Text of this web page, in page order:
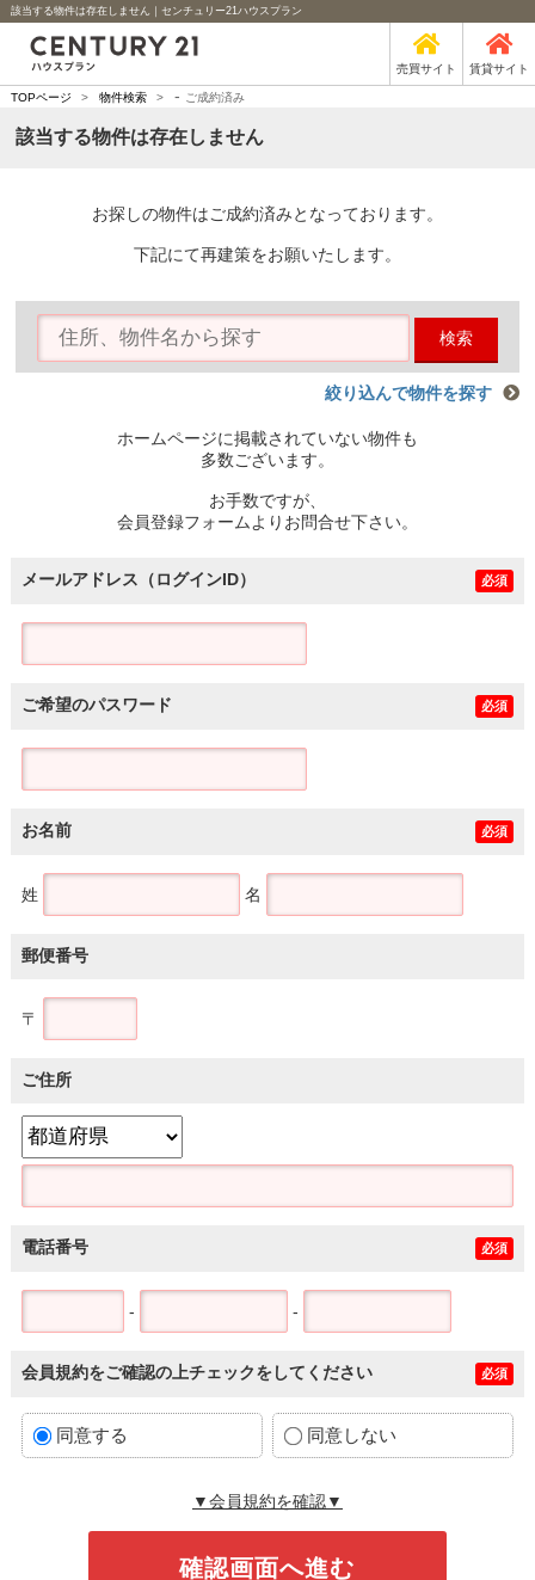
該当する物件は存在しません｜センチュリー21ハウスプラン
売買サイト 賃貸サイト
TOPページ > 物件検索 > - ご成約済み
該当する物件は存在しません
お探しの物件はご成約済みとなっております。
下記にて再建策をお願いたします。
検索
絞り込んで物件を探す
ホームページに掲載されていない物件も
多数ございます。
お手数ですが、
会員登録フォームよりお問合せ下さい。
メールアドレス（ログインID） 必須
ご希望のパスワード 必須
お名前 必須
姓 名
郵便番号
〒
ご住所
電話番号 必須
- -
会員規約をご確認の上チェックをしてください 必須
同意する 同意しない
▼会員規約を確認▼